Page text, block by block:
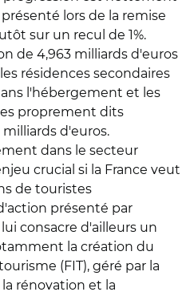
lors de la remise
sur un recul de 1%.
de 4,963 milliards d'euros
résidences secondaires
l'hébergement et les
proprement dits
milliards d'euros.
dans le secteur
crucial si la France veut
de touristes
présenté par
consacre d'ailleurs un
la création du
(FIT), géré par la
rénovation et la